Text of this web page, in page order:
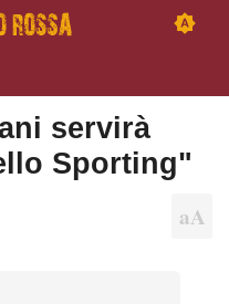
servirà
Sporting"